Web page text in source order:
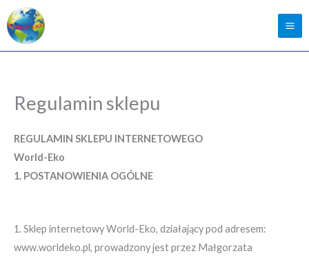
Regulamin sklepu
REGULAMIN SKLEPU INTERNETOWEGO
World-Eko
1. POSTANOWIENIA OGÓLNE
1. Sklep internetowy World-Eko, działający pod adresem:
www.worldeko.pl, prowadzony jest przez Małgorzata